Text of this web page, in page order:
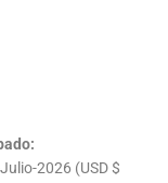
2026 (USD $